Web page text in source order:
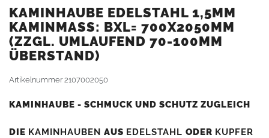
KAMINHAUBE EDELSTAHL 1,5MM
KAMINMASS: BXL= 700X2050MM (
ZZGL. UMLAUFEND 70-100MM Ü
BERSTAND)
Artikelnummer2107002050
KAMINHAUBE - SCHMUCK UND SCHUTZ ZUGLEICH
DIE KAMINHAUBEN AUS EDELSTAHL ODER KUPFER